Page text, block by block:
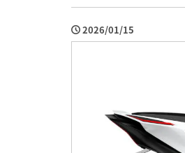
2026/01/15